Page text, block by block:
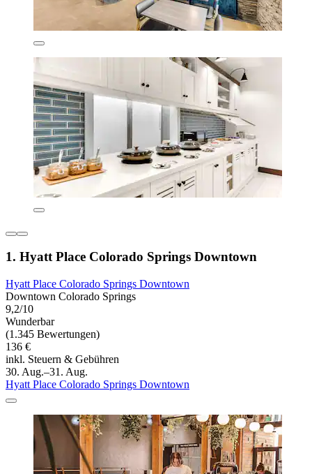
1. Hyatt Place Colorado Springs Downtown
Hyatt Place Colorado Springs Downtown
Downtown Colorado Springs
9,2/10
Wunderbar
(1.345 Bewertungen)
136 €
inkl. Steuern & Gebühren
30. Aug.–31. Aug.
Hyatt Place Colorado Springs Downtown